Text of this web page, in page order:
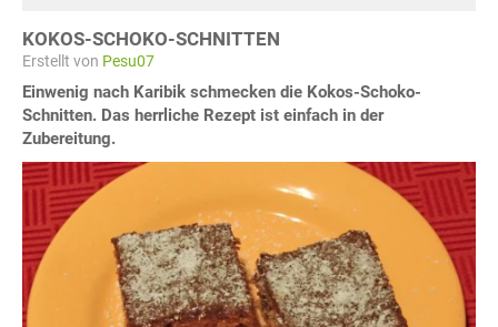
KOKOS-SCHOKO-SCHNITTEN
Erstellt von Pesu07
Einwenig nach Karibik schmecken die Kokos-Schoko-
Schnitten. Das herrliche Rezept ist einfach in der
Zubereitung.